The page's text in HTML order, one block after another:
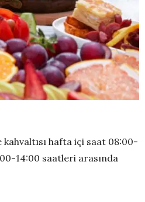
hafta içi saat 08:00-
14:00 saatleri arasında